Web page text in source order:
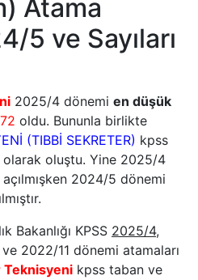
Atama
5 ve Sayıları
2025/4 dönemi en düşük
oldu. Bununla birlikte
(TIBBİ SEKRETER) kpss
olarak oluştu. Yine 2025/4
2024/5 dönemi
Bakanlığı KPSS 2025/4,
2022/11 dönemi atamaları
Teknisyeni kpss taban ve